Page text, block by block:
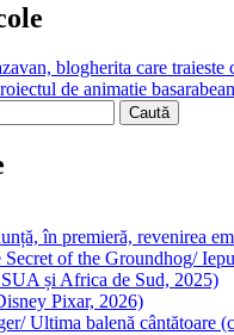
blogherita care
de animatie
în premieră, revenirea
Secret of the Groundhog/
și Africa de Sud, 2025)
Pixar, 2026)
Ultima balenă cântătoare